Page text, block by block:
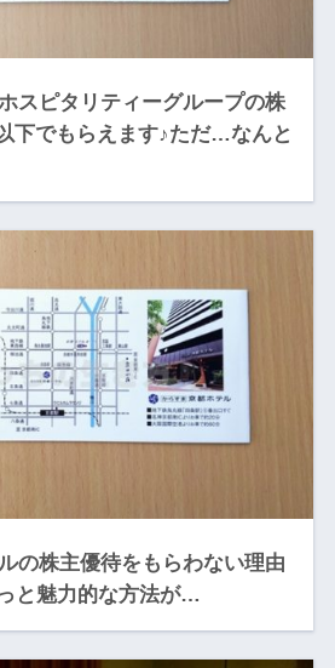
スピタリティーグループの株
下でもらえます♪ただ…なんと
の株主優待をもらわない理由
と魅力的な方法が…